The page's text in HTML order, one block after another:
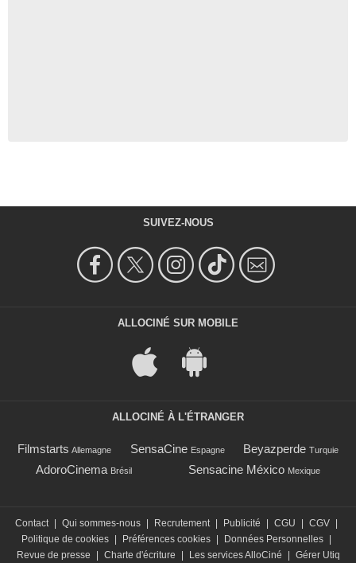
SUIVEZ-NOUS
ALLOCINÉ SUR MOBILE
ALLOCINÉ À L'ÉTRANGER
Filmstarts Allemagne SensaCine Espagne Beyazperde Turquie
AdoroCinema Brésil Sensacine México Mexique
Contact Qui sommes-nous Recrutement Publicité CGU CGV
Politique de cookies
Préférences cookies Données Personnelles
Revue de presse
Charte d'écriture Les services AlloCiné Gérer Utiq